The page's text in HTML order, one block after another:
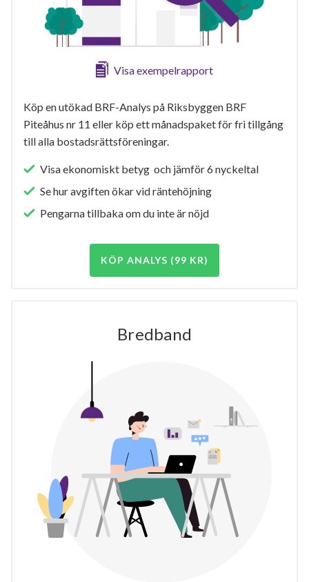
Visa exempelrapport
Köp en utökad BRF-Analys på Riksbyggen BRF
Piteåhus nr 11 eller köp ett månadspaket för fri tillgång
till alla bostadsrättsföreningar.
Visa ekonomiskt betyg och jämför 6 nyckeltal
Se hur avgiften ökar vid räntehöjning
Pengarna tillbaka om du inte är nöjd
KÖP ANALYS (99 KR)
Bredband